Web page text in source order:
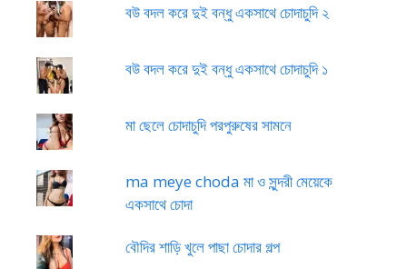
বউ বদল করে দুই বন্ধু একসাথে চোদাচুদি ২
বউ বদল করে দুই বন্ধু একসাথে চোদাচুদি ১
মা ছেলে চোদাচুদি পরপুরুষের সামনে
ma meye choda মা ও সুন্দরী মেয়েকে
একসাথে চোদা
বৌদির শাড়ি খুলে পাছা চোদার গল্প